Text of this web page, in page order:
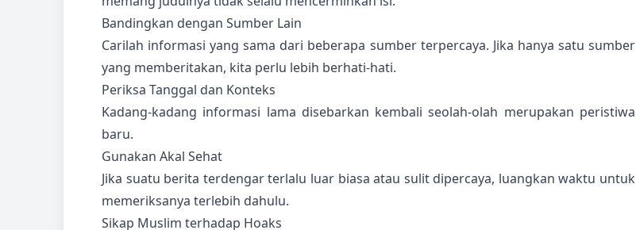
Bandingkan dengan Sumber Lain
Carilah informasi yang sama dari beberapa sumber terpercaya. Jika hanya satu sumber
yang memberitakan, kita perlu lebih berhati-hati.
Periksa Tanggal dan Konteks
Kadang-kadang informasi lama disebarkan kembali seolah-olah merupakan peristiwa
baru.
Gunakan Akal Sehat
Jika suatu berita terdengar terlalu luar biasa atau sulit dipercaya, luangkan waktu untuk
memeriksanya terlebih dahulu.
Sikap Muslim terhadap Hoaks